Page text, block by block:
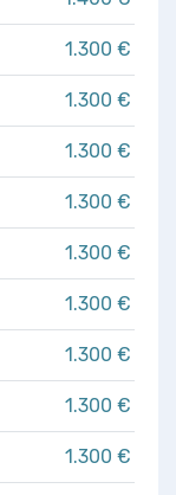
1.300 €
1.300 €
1.300 €
1.300 €
1.300 €
1.300 €
1.300 €
1.300 €
1.300 €